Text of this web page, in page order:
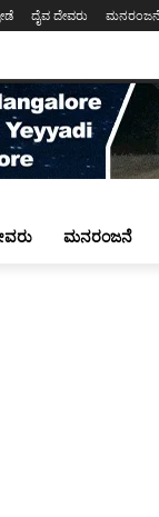
ದೈವ ದೇವರು ಮನರಂಜನೆ
ಮನರಂಜನೆ